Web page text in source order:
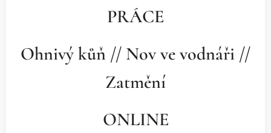
PRÁCE
Ohnivý kůň // Nov ve vodnáři //
Zatmění
ONLINE